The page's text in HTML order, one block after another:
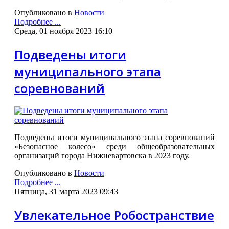
Опубликовано в Новости
Подробнее ...
Среда, 01 ноября 2023 16:10
Подведены итоги
муниципального этапа
соревнований
Подведены итоги муниципального этапа соревнований
«Безопасное колесо» среди общеобразовательных
организаций города Нижневартовска в 2023 году.
Опубликовано в Новости
Подробнее ...
Пятница, 31 марта 2023 09:43
Увлекательное Робостранствие